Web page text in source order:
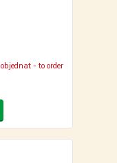
objednat - to order